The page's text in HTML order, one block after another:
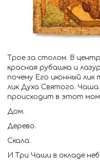
Трое за столом. В
красная рубашка и
почему Его иконный
лик Духа Святого.
происходит в этот
Дом.
Дерево.
Скала.
И Три Чаши в окладе